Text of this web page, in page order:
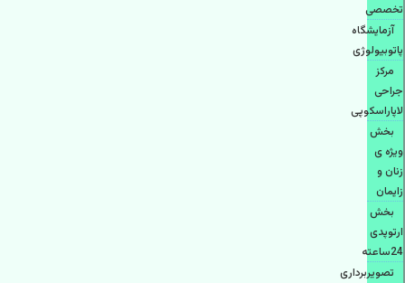
تخصصی
آزمایشگاه
پاتوبیولوژی
مرکز
جراحی
لاپاراسکوپی
بخش
ویژه ی
زنان و
زایمان
بخش
ارتوپدی
24ساعته
تصویربرداری